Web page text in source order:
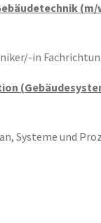
(m/
in
Systeme und